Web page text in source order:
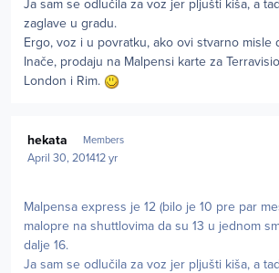
Ja sam se odlučila za voz jer pljušti kiša, a
zaglave u gradu.
Ergo, voz i u povratku, ako ovi stvarno misle
Inače, prodaju na Malpensi karte za
London i Rim.
hekata Members
April 30, 201412 yr
Malpensa express je 12 (bilo je 10 pre par
malopre na shuttlovima da su 13 u jednom
dalje 16.
Ja sam se odlučila za voz jer pljušti kiša, a